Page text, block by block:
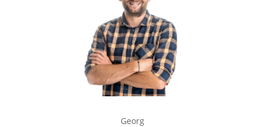
Georg